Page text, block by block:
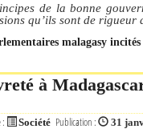
de la bonne
qu’ils sont de
malagasy
à
: Société Publication : 31